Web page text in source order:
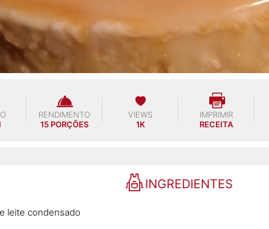
RENDIMENTO
15 PORÇÕES
VIEWS
1K
IMPRIMIR
RECEITA
INGREDIENTES
leite condensado